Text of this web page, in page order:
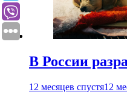
В России
12 месяцев спустя12